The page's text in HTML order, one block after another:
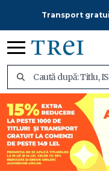
Transport